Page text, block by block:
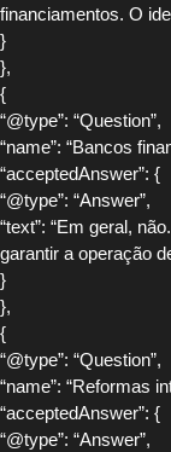
financiamentos. O
}
},
{
“@type”: “Question”,
“name”: “Bancos
“acceptedAnswer”: {
“@type”: “Answer”,
“text”: “Em geral,
garantir a operação
}
},
{
“@type”: “Question”,
“name”: “Reformas
“acceptedAnswer”: {
“@type”: “Answer”,